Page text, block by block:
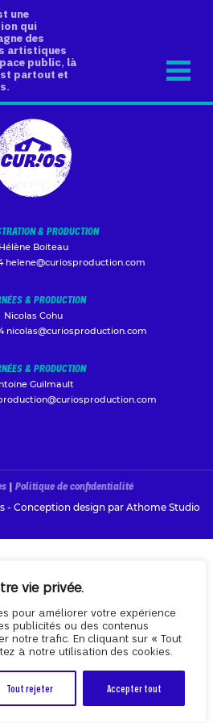
vie privée.
pour améliorer votre expérience
publicités ou des contenus
notre trafic. En cliquant sur « Tout
à notre utilisation des cookies.
Tout rejeter Accepter tout
une
qui
des
artistiques
public, là
partout et
& PRODUCTION
Hélène Boiteau
helene@curiosproduction.com
& PRODUCTION
Nicolas Cohu
nicolas@curiosproduction.com
& PRODUCTION
Guilmault
| Politique de confidentialité
- Conception design par Athome Studio